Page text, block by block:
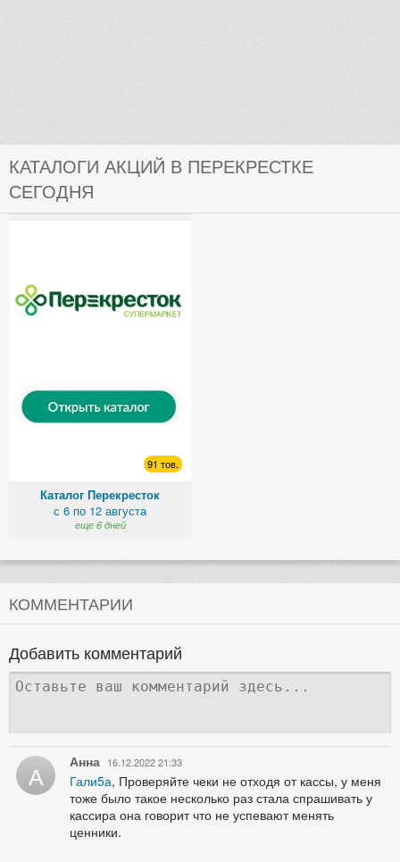
КАТАЛОГИ АКЦИЙ В ПЕРЕКРЕСТКЕ
СЕГОДНЯ
91 тов.
Каталог Перекресток
с 6 по 12 августа
еще 6 дней
КОММЕНТАРИИ
Добавить комментарий
А Анна 16.12.2022 21:33
Гали5а, Проверяйте чеки не отходя от кассы, у меня
тоже было такое несколько раз стала спрашивать у
кассира она говорит что не успевают менять
ценники.